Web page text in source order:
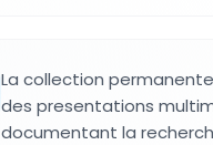
La collection
des presentations
documentant la